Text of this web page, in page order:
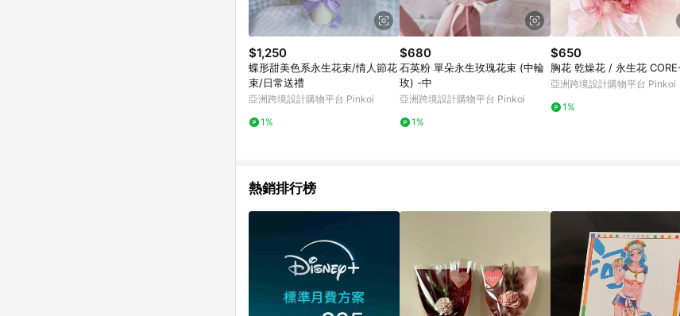
$1,250
蝶形甜美色系永生花束/情人節花
束/日常送禮
亞洲跨境設計購物平台 Pinkoi
1%
$680
石英粉 單朵永生玫瑰花束 (中輪
玫) -中
亞洲跨境設計購物平台 Pinkoi
1%
$650
胸花 乾燥花 / 永生花
亞洲跨境設計購物平台 Pinkoi
1%
熱銷排行榜